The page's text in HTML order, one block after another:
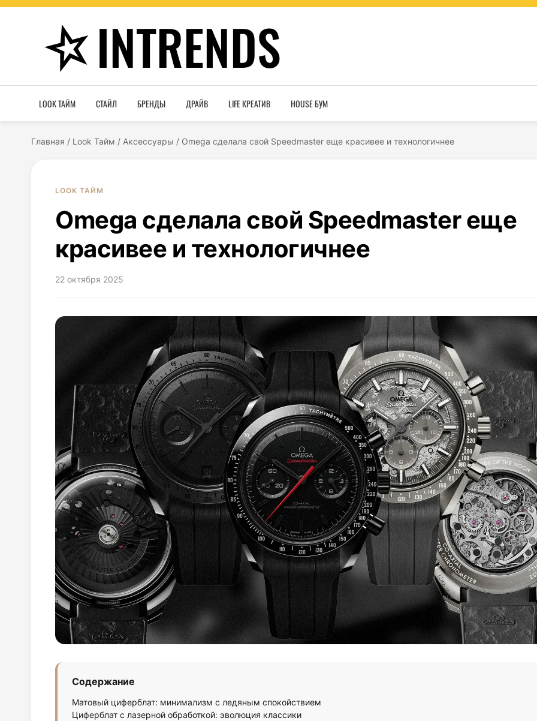
INTRENDS
LOOK ТАЙМ СТАЙЛ БРЕНДЫ ДРАЙВ LIFE КРЕАТИВ HOUSE БУМ
Главная / Look Тайм / Аксессуары / Omega сделала свой Speedmaster еще красивее и технологичнее
LOOK ТАЙМ
Omega сделала свой Speedmaster еще
красивее и технологичнее
22 октября 2025
Содержание
Матовый циферблат: минимализм с ледяным спокойствием
Циферблат с лазерной обработкой: эволюция классики